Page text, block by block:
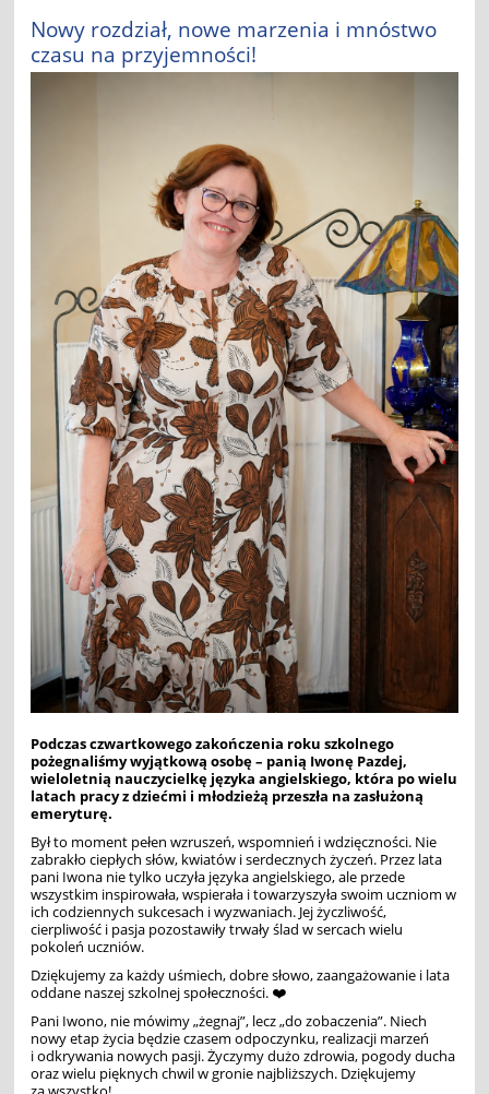
Nowy rozdział, nowe marzenia i mnóstwo
czasu na przyjemności!
Podczas czwartkowego zakończenia roku szkolnego
pożegnaliśmy wyjątkową osobę – panią Iwonę Pazdej,
wieloletnią nauczycielkę języka angielskiego, która po wielu
latach pracy z dziećmi i młodzieżą przeszła na zasłużoną
emeryturę.
Był to moment pełen wzruszeń, wspomnień i wdzięczności. Nie
zabrakło ciepłych słów, kwiatów i serdecznych życzeń. Przez lata
pani Iwona nie tylko uczyła języka angielskiego, ale przede
wszystkim inspirowała, wspierała i towarzyszyła swoim uczniom w
ich codziennych sukcesach i wyzwaniach. Jej życzliwość,
cierpliwość i pasja pozostawiły trwały ślad w sercach wielu
pokoleń uczniów.
Dziękujemy za każdy uśmiech, dobre słowo, zaangażowanie i lata
oddane naszej szkolnej społeczności. ❤️
Pani Iwono, nie mówimy „żegnaj”, lecz „do zobaczenia”. Niech
nowy etap życia będzie czasem odpoczynku, realizacji marzeń
i odkrywania nowych pasji. Życzymy dużo zdrowia, pogody ducha
oraz wielu pięknych chwil w gronie najbliższych. Dziękujemy